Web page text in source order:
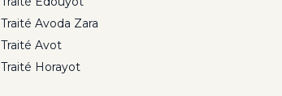
Traité Avoda Zara
Traité Avot
Traité Horayot